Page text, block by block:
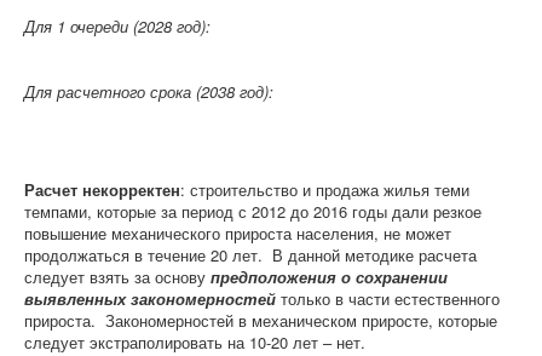
Для 1 очереди (2028 год):
Для расчетного срока (2038 год):
Расчет некорректен: строительство и продажа жилья теми
темпами, которые за период с 2012 до 2016 годы дали резкое
повышение механического прироста населения, не может
продолжаться в течение 20 лет. В данной методике расчета
следует взять за основу предположения о сохранении
выявленных закономерностей только в части естественного
прироста. Закономерностей в механическом приросте, которые
следует экстраполировать на 10-20 лет – нет.